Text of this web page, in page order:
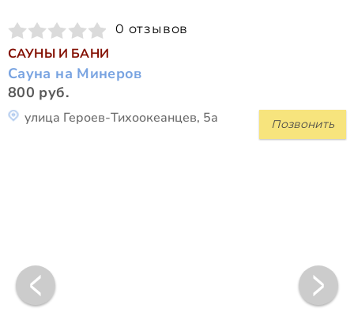
0 отзывов
САУНЫ И БАНИ
Сауна на Минеров
800 руб.
Позвонить
улица Героев-Тихоокеанцев, 5а